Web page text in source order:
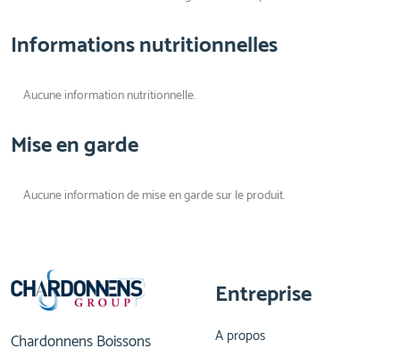
Informations nutritionnelles
Aucune information nutritionnelle.
Mise en garde
Aucune information de mise en garde sur le produit.
Chardonnens Boissons
Entreprise
A propos